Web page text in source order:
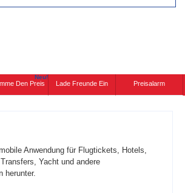
Den Preis
Neu!
Lade Freunde Ein Preisalarm
Anwendung für Flugtickets, Hotels,
Yacht und andere
herunter.